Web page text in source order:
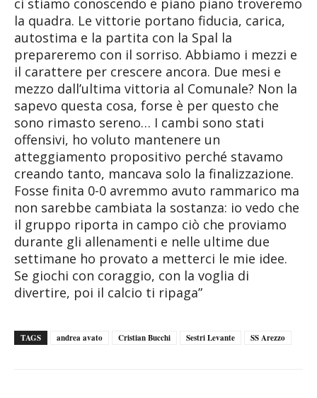
la quadra. Le vittorie portano fiducia, carica,
autostima e la partita con la Spal la
prepareremo con il sorriso. Abbiamo i mezzi e
il carattere per crescere ancora. Due mesi e
mezzo dall’ultima vittoria al Comunale? Non la
sapevo questa cosa, forse è per questo che
sono rimasto sereno… I cambi sono stati
offensivi, ho voluto mantenere un
atteggiamento propositivo perché stavamo
creando tanto, mancava solo la finalizzazione.
Fosse finita 0-0 avremmo avuto rammarico ma
non sarebbe cambiata la sostanza: io vedo che
il gruppo riporta in campo ciò che proviamo
durante gli allenamenti e nelle ultime due
settimane ho provato a metterci le mie idee.
Se giochi con coraggio, con la voglia di
divertire, poi il calcio ti ripaga”
TAGS andrea avato Cristian Bucchi Sestri Levante SS Arezzo